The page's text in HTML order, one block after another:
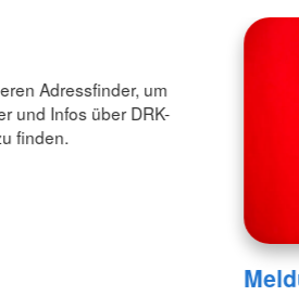
Adressfinder, um
und Infos über DRK-
finden.